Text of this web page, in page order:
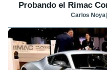
Probando el Rimac
Carlos Noya